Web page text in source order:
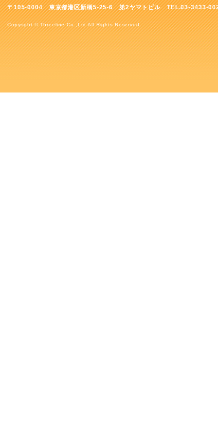
〒105-0004 東京都港区新橋5-25-6 第2ヤマトビル TEL.03-3433-
Copyright © Threeline Co.,Ltd All Rights Reserved.